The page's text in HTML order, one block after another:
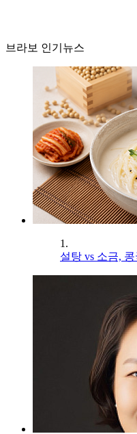
브라보 인기뉴스
1.
설탕 vs 소금,